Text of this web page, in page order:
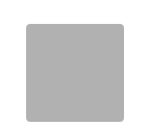
BABEL